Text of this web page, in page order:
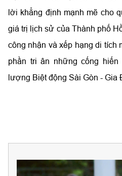
lời khẳng định mạnh mẽ cho
giá trị lịch sử của Thành phố
công nhận và xếp hạng di tích
phần tri ân những cống
lượng Biệt động Sài Gòn - Gia